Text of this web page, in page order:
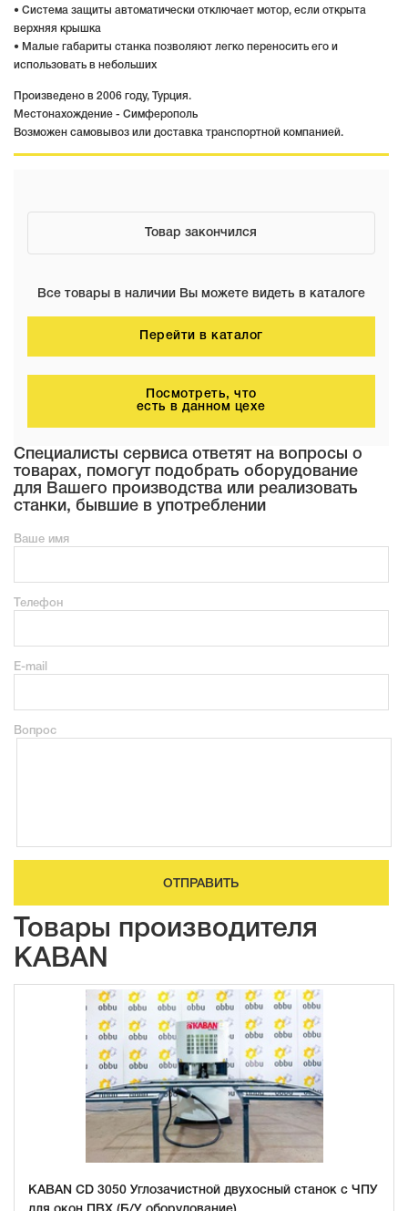
• Система защиты автоматически отключает мотор, если открыта
верхняя крышка
• Малые габариты станка позволяют легко переносить его и
использовать в небольших
Произведено в 2006 году, Турция.
Местонахождение - Симферополь
Возможен самовывоз или доставка транспортной компанией.
Товар закончился
Все товары в наличии Вы можете видеть в каталоге
Перейти в каталог
Посмотреть, что
есть в данном цехе
Специалисты сервиса ответят на вопросы о
товарах, помогут подобрать оборудование
для Вашего производства или реализовать
станки, бывшие в употреблении
Ваше имя
Телефон
E-mail
Вопрос
ОТПРАВИТЬ
Товары производителя
KABAN
KABAN CD 3050 Углозачистной двухосный станок с ЧПУ